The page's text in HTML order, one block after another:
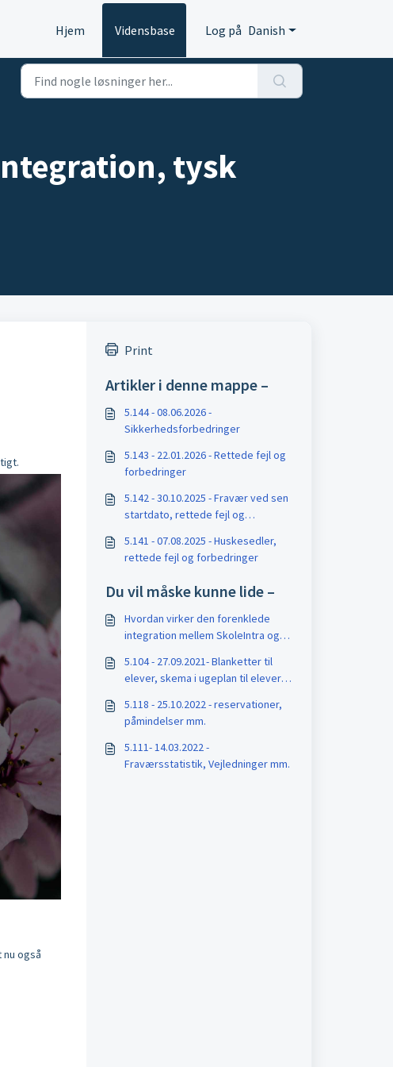
Hjem Vidensbase Log på Danish
tysk
også
Print
Artikler i denne mappe –
5.144 - 08.06.2026 -
Sikkerhedsforbedringer
5.143 - 22.01.2026 - Rettede fejl og
forbedringer
5.142 - 30.10.2025 - Fravær ved sen
startdato, rettede fejl og
5.141 - 07.08.2025 - Huskesedler,
rettede fejl og forbedringer
Du vil måske kunne lide –
Hvordan virker den forenklede
integration mellem SkoleIntra og
5.104 - 27.09.2021- Blanketter til
elever, skema i ugeplan til elever
5.118 - 25.10.2022 - reservationer,
påmindelser mm.
5.111- 14.03.2022 -
Fraværsstatistik, Vejledninger mm.